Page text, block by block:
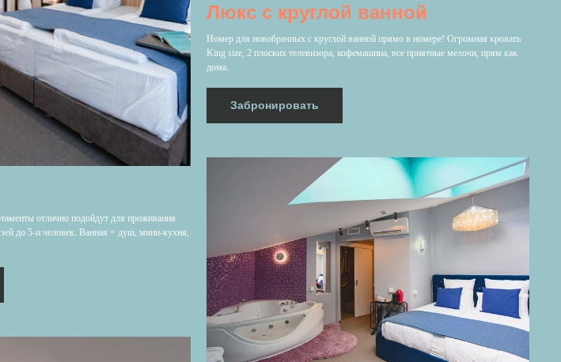
отлично подойдут для проживания
до 5-и человек. Ванная = душ, мини-кухня,
Люкс с круглой ванной
Номер для новобрачных с круглой ванной прямо в номере! Огромная кровать
King size, 2 плоских телевизора, кофемашина, все приятные мелочи, прям как
дома.
Забронировать